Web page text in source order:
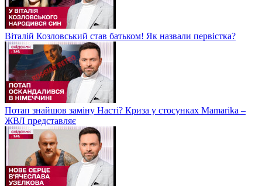
Віталій Козловський став батьком! Як назвали первістка?
Потап знайшов заміну Насті? Криза у стосунках Mamarika –
ЖВЛ представляє